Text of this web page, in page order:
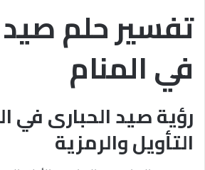
تفسير حلم صيد
في المنام
رؤية صيد الحبارى في
التأويل والرمزية